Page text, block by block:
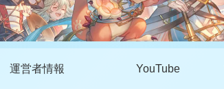
運営者情報 YouTube